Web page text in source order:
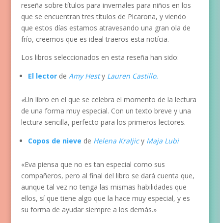
reseña sobre títulos para invernales para niños en los
que se encuentran tres títulos de Picarona, y viendo
que estos días estamos atravesando una gran ola de
frío, creemos que es ideal traeros esta notícia.
Los libros seleccionados en esta reseña han sido:
El lector de Amy HestyLauren Castillo.
«Un libro en el que se celebra el momento de la lectura
de una forma muy especial. Con un texto breve y una
lectura sencilla, perfecto para los primeros lectores.
Copos de nieve de Helena KraljicyMaja Lubi
«Eva piensa que no es tan especial como sus
compañeros, pero al final del libro se dará cuenta que,
aunque tal vez no tenga las mismas habilidades que
ellos, sí que tiene algo que la hace muy especial, y es
su forma de ayudar siempre a los demás.»